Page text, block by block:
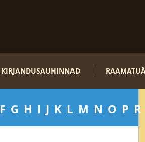
KIRJANDUSAUHINNAD
F G H I J K L M N O P R